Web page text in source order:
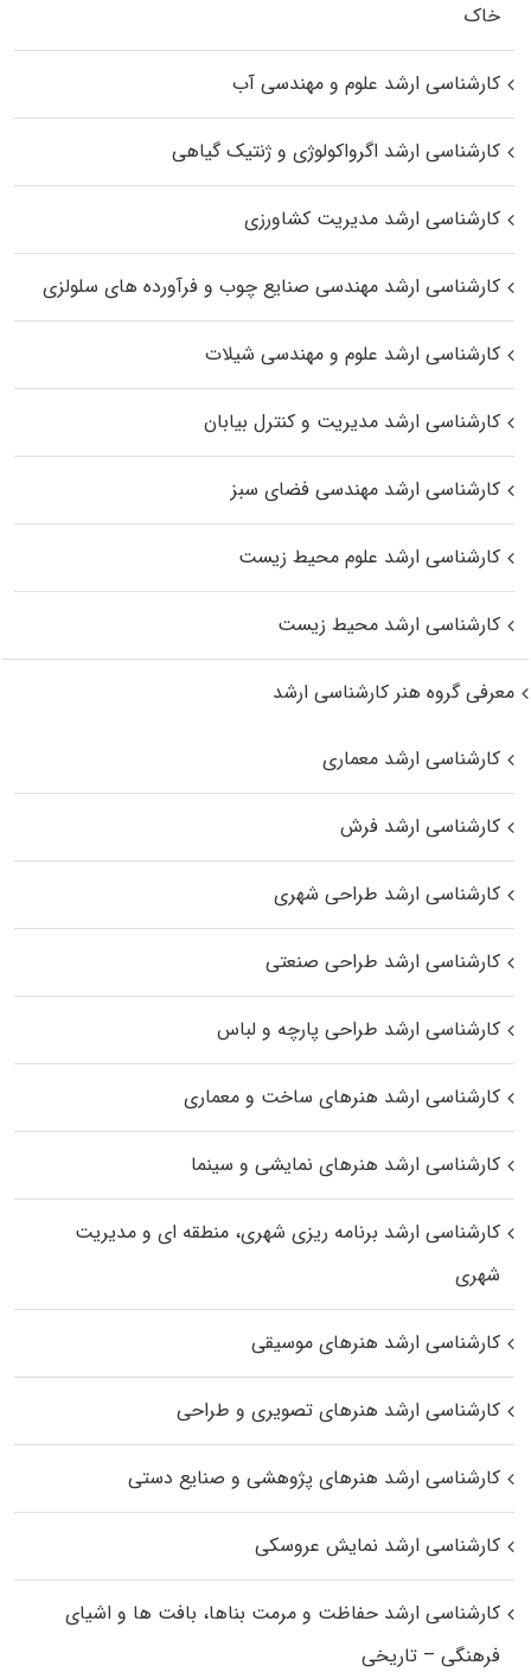
خاک
کارشناسی ارشد علوم و مهندسی آب
کارشناسی ارشد اگرواکولوژی و ژنتیک گیاهی
کارشناسی ارشد مدیریت کشاورزی
کارشناسی ارشد مهندسی صنایع چوب و فرآورده‌ های سلولزی
کارشناسی ارشد علوم و مهندسی شیلات
کارشناسی ارشد مدیریت و کنترل بیابان
کارشناسی ارشد مهندسی فضای سبز
کارشناسی ارشد علوم محیط‌ زیست
کارشناسی ارشد محیط زیست
معرفی گروه هنر کارشناسی ارشد
کارشناسی ارشد معماری
کارشناسی ارشد فرش
کارشناسی ارشد طراحی شهری
کارشناسی ارشد طراحی صنعتی
کارشناسی ارشد طراحی پارچه و لباس
کارشناسی ارشد هنرهای ساخت و معماری
کارشناسی ارشد هنرهای نمایشی و سینما
کارشناسی ارشد برنامه ریزی شهری، منطقه‌ ای و مدیریت
شهری
کارشناسی ارشد هنرهای موسیقی
کارشناسی ارشد هنرهای تصویری و طراحی
کارشناسی ارشد هنرهای پژوهشی و صنایع دستی
کارشناسی ارشد نمایش عروسکی
کارشناسی ارشد حفاظت و مرمت بناها، بافت‌ ها و اشیای
فرهنگی – تاریخی